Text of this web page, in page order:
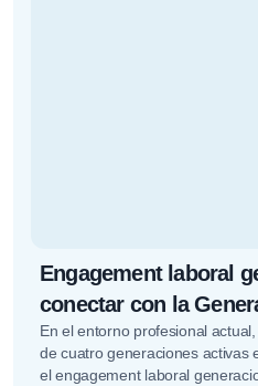
Engagement laboral
conectar con la
En el entorno profesional
de cuatro generaciones activas
el engagement laboral